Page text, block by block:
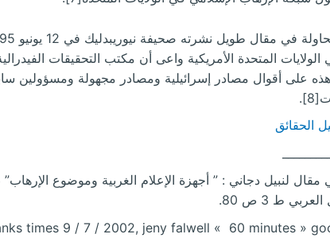
هذه على أقوال مصادر إسرائيلية ومصادر مجهولة
الحقائق
مقال لنبيل دجاني : ” أجهزة الإعلام الغربية وموضوع
ط 3 ص 80.
times 9 / 7 / 2002, jeny falwell « 60 minutes »